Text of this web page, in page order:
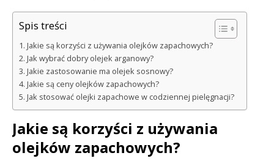
Spis treści
Jakie są korzyści z używania olejków zapachowych?
Jak wybrać dobry olejek arganowy?
Jakie zastosowanie ma olejek sosnowy?
Jakie są ceny olejków zapachowych?
Jak stosować olejki zapachowe w codziennej pielęgnacji?
Jakie są korzyści z używania
olejków zapachowych?